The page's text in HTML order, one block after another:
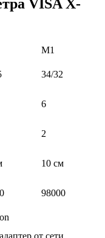
VISA X-
M1
34/32
6
2
10 см
98000